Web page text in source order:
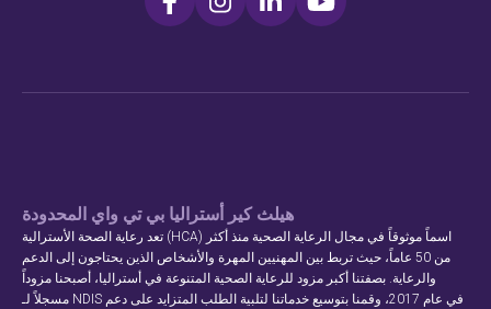
هيلث كير أستراليا بي تي واي المحدودة
تعد رعاية الصحة الأسترالية (HCA) اسماً موثوقاً في مجال الرعاية الصحية منذ أكثر
من 50 عاماً، حيث تربط بين المهنيين المهرة والأشخاص الذين يحتاجون إلى الدعم
والرعاية. بصفتنا أكبر مزود للرعاية الصحية المتنوعة في أستراليا، أصبحنا مزوداً
مسجلاً لـ NDIS في عام 2017، وقمنا بتوسيع خدماتنا لتلبية الطلب المتزايد على دعم